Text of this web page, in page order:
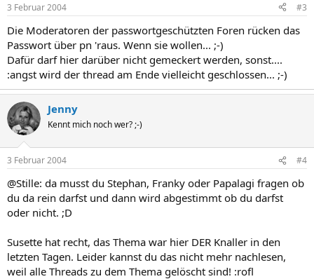
3 Februar 2004 #3
Die Moderatoren der passwortgeschützten Foren rücken das
Passwort über pn 'raus. Wenn sie wollen... ;-)
Dafür darf hier darüber nicht gemeckert werden, sonst....
:angst wird der thread am Ende vielleicht geschlossen... ;-)
Jenny
Kennt mich noch wer? ;-)
3 Februar 2004 #4
@Stille: da musst du Stephan, Franky oder Papalagi fragen ob
du da rein darfst und dann wird abgestimmt ob du darfst
oder nicht. ;D
Susette hat recht, das Thema war hier DER Knaller in den
letzten Tagen. Leider kannst du das nicht mehr nachlesen,
weil alle Threads zu dem Thema gelöscht sind! :rofl